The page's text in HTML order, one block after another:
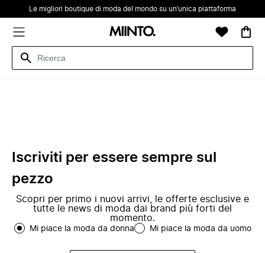
Le migliori boutique di moda del mondo su un’unica piattaforma
Iscriviti per essere sempre sul
pezzo
Scopri per primo i nuovi arrivi, le offerte esclusive e
tutte le news di moda dai brand più forti del
momento.
Mi piace la moda da donna Mi piace la moda da uomo